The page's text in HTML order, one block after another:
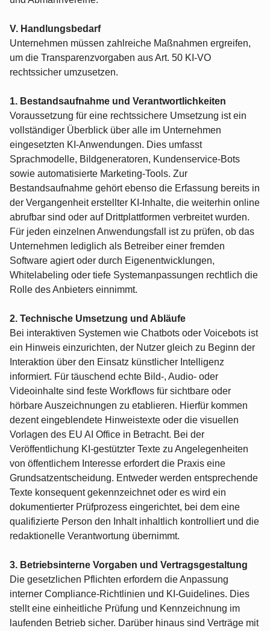
V. Handlungsbedarf
Unternehmen müssen zahlreiche Maßnahmen ergreifen,
um die Transparenzvorgaben aus Art. 50 KI-VO
rechtssicher umzusetzen.
1. Bestandsaufnahme und Verantwortlichkeiten
Voraussetzung für eine rechtssichere Umsetzung ist ein
vollständiger Überblick über alle im Unternehmen
eingesetzten KI-Anwendungen. Dies umfasst
Sprachmodelle, Bildgeneratoren, Kundenservice-Bots
sowie automatisierte Marketing-Tools. Zur
Bestandsaufnahme gehört ebenso die Erfassung bereits in
der Vergangenheit erstellter KI-Inhalte, die weiterhin online
abrufbar sind oder auf Drittplattformen verbreitet wurden.
Für jeden einzelnen Anwendungsfall ist zu prüfen, ob das
Unternehmen lediglich als Betreiber einer fremden
Software agiert oder durch Eigenentwicklungen,
Whitelabeling oder tiefe Systemanpassungen rechtlich die
Rolle des Anbieters einnimmt.
2. Technische Umsetzung und Abläufe
Bei interaktiven Systemen wie Chatbots oder Voicebots ist
ein Hinweis einzurichten, der Nutzer gleich zu Beginn der
Interaktion über den Einsatz künstlicher Intelligenz
informiert. Für täuschend echte Bild-, Audio- oder
Videoinhalte sind feste Workflows für sichtbare oder
hörbare Auszeichnungen zu etablieren. Hierfür kommen
dezent eingeblendete Hinweistexte oder die visuellen
Vorlagen des EU AI Office in Betracht. Bei der
Veröffentlichung KI-gestützter Texte zu Angelegenheiten
von öffentlichem Interesse erfordert die Praxis eine
Grundsatzentscheidung. Entweder werden entsprechende
Texte konsequent gekennzeichnet oder es wird ein
dokumentierter Prüfprozess eingerichtet, bei dem eine
qualifizierte Person den Inhalt inhaltlich kontrolliert und die
redaktionelle Verantwortung übernimmt.
3. Betriebsinterne Vorgaben und Vertragsgestaltung
Die gesetzlichen Pflichten erfordern die Anpassung
interner Compliance-Richtlinien und KI-Guidelines. Dies
stellt eine einheitliche Prüfung und Kennzeichnung im
laufenden Betrieb sicher. Darüber hinaus sind Verträge mit